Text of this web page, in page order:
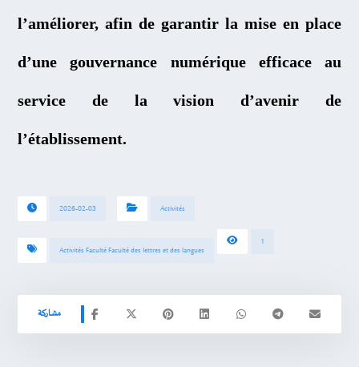
l’améliorer, afin de garantir la mise en place
d’une gouvernance numérique efficace au
service de la vision d’avenir de
l’établissement.
2026-02-03 Activités
Activités Faculté Faculté des lettres et des langues
1